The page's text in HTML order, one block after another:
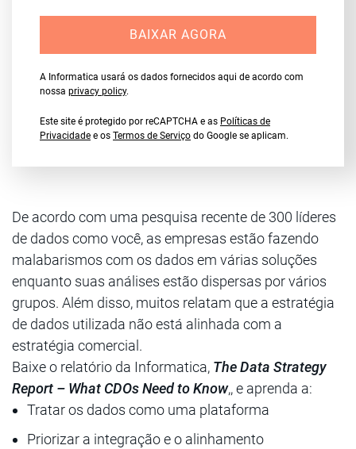
BAIXAR AGORA
A Informatica usará os dados fornecidos aqui de acordo com
nossa privacy policy.
Este site é protegido por reCAPTCHA e as Políticas de
Privacidade e os Termos de Serviço do Google se aplicam.
De acordo com uma pesquisa recente de 300 líderes
de dados como você, as empresas estão fazendo
malabarismos com os dados em várias soluções
enquanto suas análises estão dispersas por vários
grupos. Além disso, muitos relatam que a estratégia
de dados utilizada não está alinhada com a
estratégia comercial.
Baixe o relatório da Informatica, The Data Strategy
Report – What CDOs Need to Know,, e aprenda a:
Tratar os dados como uma plataforma
Priorizar a integração e o alinhamento